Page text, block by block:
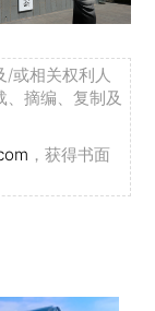
/或相关权利人
摘编、复制及
，获得书面